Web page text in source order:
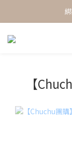
One
One
【